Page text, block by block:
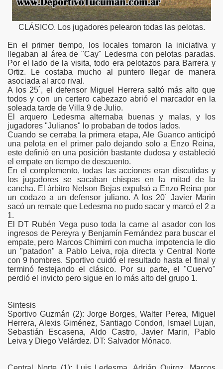
CLÁSICO. Los jugadores pelearon todas las pelotas.
En el primer tiempo, los locales tomaron la iniciativa y
llegaban al área de "Cay" Ledesma con pelotas paradas.
Por el lado de la visita, todo era pelotazos para Barrera y
Ortiz. Le costaba mucho al puntero llegar de manera
asociada al arco rival.
A los 25´, el defensor Miguel Herrera saltó más alto que
todos y con un certero cabezazo abrió el marcador en la
soleada tarde de Villa 9 de Julio.
El arquero Ledesma alternaba buenas y malas, y los
jugadores "Julianos" lo probaban de todos lados.
Cuando se cerraba la primera etapa, Ale Guanco anticipó
una pelota en el primer palo dejando solo a Enzo Reina,
este definió en una posición bastante dudosa y estableció
el empate en tiempo de descuento.
En el complemento, todas las acciones eran discutidas y
los jugadores se sacaban chispas en la mitad de la
cancha. El árbitro Nelson Bejas expulsó a Enzo Reina por
un codazo a un defensor juliano. A los 20´ Javier Marin
sacó un remate que Ledesma no pudo sacar y marcó el 2 a
1.
El DT Rubén Vega puso toda la carne al asador con los
ingresos de Pereyra y Benjamín Fernández para buscar el
empate, pero Marcos Chimirri con mucha impotencia le dio
un "patadon" a Pablo Leiva, roja directa y Central Norte
con 9 hombres. Sportivo cuidó el resultado hasta el final y
terminó festejando el clásico. Por su parte, el "Cuervo"
perdió el invicto pero sigue en lo más alto del grupo 1.
Sintesis
Sportivo Guzmán (2): Jorge Borges, Walter Perea, Miguel
Herrera, Alexis Giménez, Santiago Condori, Ismael Lujan,
Sebastián Escasena, Aldo Castro, Javier Marin, Pablo
Leiva y Diego Velárdez. DT: Salvador Mónaco.
Bosque"
Vista
a Talleres